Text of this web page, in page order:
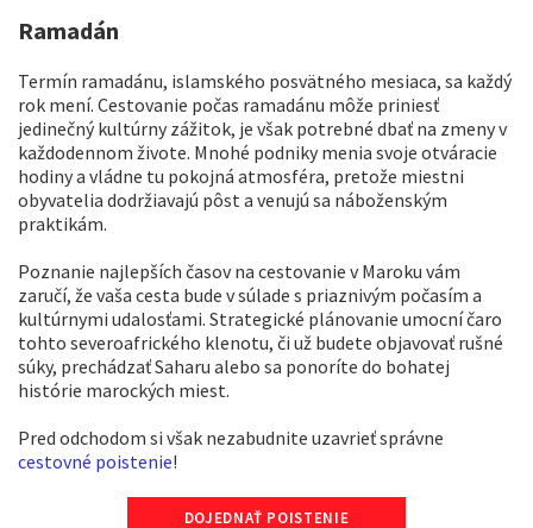
Ramadán
Termín ramadánu, islamského posvätného mesiaca, sa každý
rok mení. Cestovanie počas ramadánu môže priniesť
jedinečný kultúrny zážitok, je však potrebné dbať na zmeny v
každodennom živote. Mnohé podniky menia svoje otváracie
hodiny a vládne tu pokojná atmosféra, pretože miestni
obyvatelia dodržiavajú pôst a venujú sa náboženským
praktikám.
Poznanie najlepších časov na cestovanie v Maroku vám
zaručí, že vaša cesta bude v súlade s priaznivým počasím a
kultúrnymi udalosťami. Strategické plánovanie umocní čaro
tohto severoafrického klenotu, či už budete objavovať rušné
súky, prechádzať Saharu alebo sa ponoríte do bohatej
histórie marockých miest.
Pred odchodom si však nezabudnite uzavrieť správne
cestovné poistenie!
DOJEDNAŤ POISTENIE